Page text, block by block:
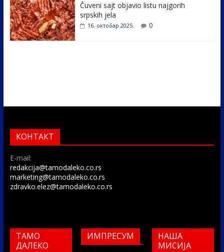
Čuveni sajt objavio listu najgorih
srpskih jela
16. октобар 2025. 0
КОНТАКТ
E-mail:
redakcija@tamodaleko.co.rs
marketing@tamodaleko.co.rs
zdravko.elez@tamodaleko.co.rs
ТАМО
ДАЛЕКО
ИМПРЕСУМ
НАША
МИСИЈА